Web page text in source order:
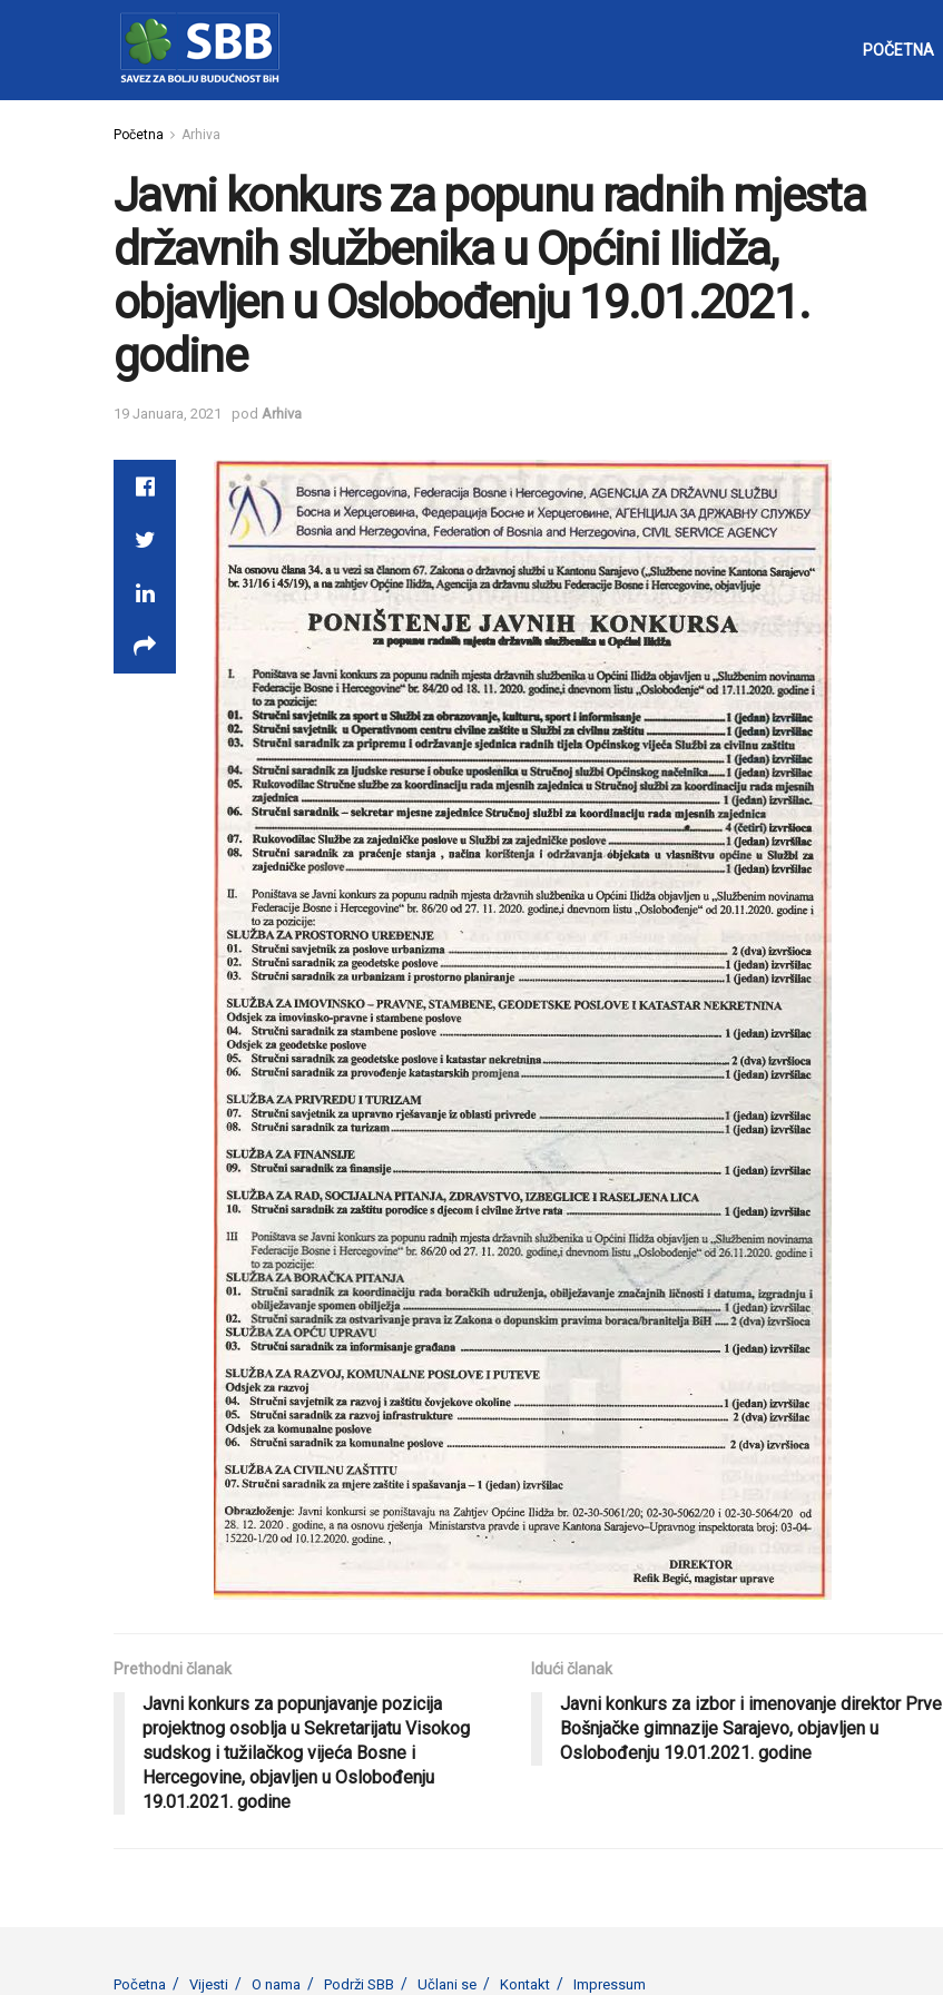
POČETNA
Početna Arhiva
Javni konkurs za popunu radnih mjesta
državnih službenika u Općini Ilidža,
objavljen u Oslobođenju 19.01.2021.
godine
19 Januara, 2021 pod Arhiva
Prethodni članak
Javni konkurs za popunjavanje pozicija
projektnog osoblja u Sekretarijatu Visokog
sudskog i tužilačkog vijeća Bosne i
Hercegovine, objavljen u Oslobođenju
19.01.2021. godine
Idući članak
Javni konkurs za izbor i imenovanje direktor Prve
Bošnjačke gimnazije Sarajevo, objavljen u
Oslobođenju 19.01.2021. godine
Početna Vijesti O nama Podrži SBB Učlani se Kontakt Impressum